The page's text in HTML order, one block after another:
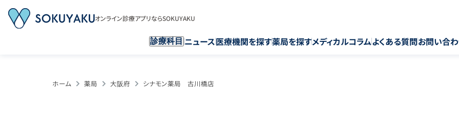
オンライン診療アプリならSOKUYAKU
診療科目 ニュース医療機関を探す薬局を探すメディカルコラムよくある質問お問い合
ホーム 薬局 大阪府 シナモン薬局 古川橋店